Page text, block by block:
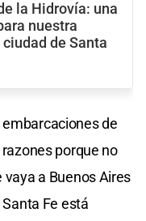
la Hidrovía: una
nuestra
de Santa
de
porque no
a Buenos Aires
Fe está